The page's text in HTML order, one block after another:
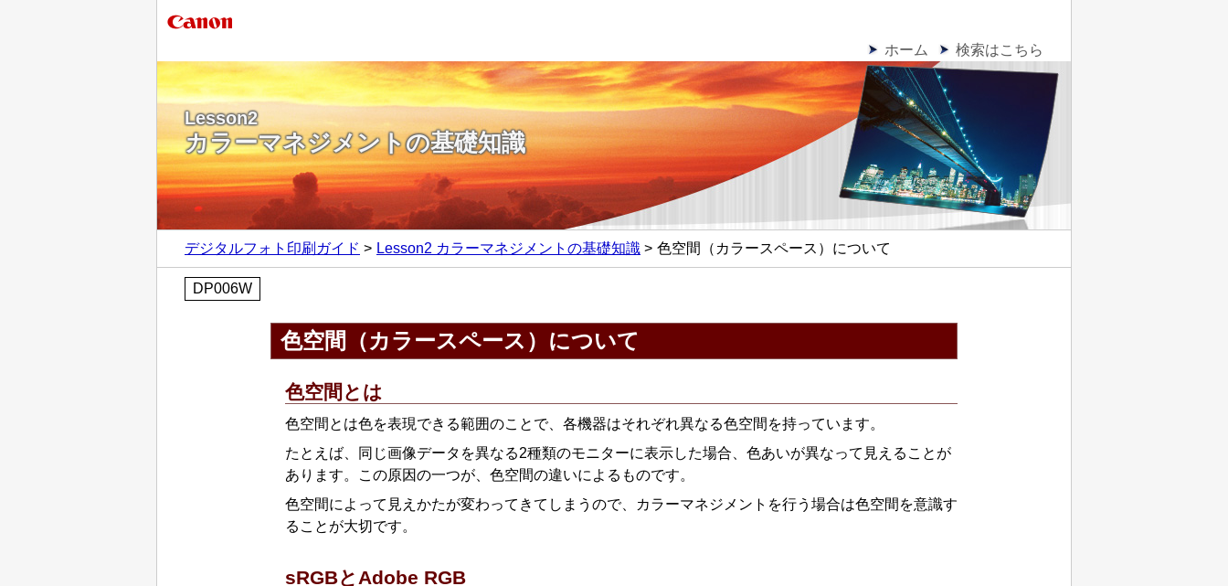
ホーム 検索はこちら
Lesson2
カラーマネジメントの基礎知識
デジタルフォト印刷ガイド Lesson2 カラーマネジメントの基礎知識 色空間（カラースペース）について
DP006W
色空間（カラースペース）について
色空間とは
色空間とは色を表現できる範囲のことで、各機器はそれぞれ異なる色空間を持っています。
たとえば、同じ画像データを異なる2種類のモニターに表示した場合、色あいが異なって見えることが
あります。
この原因の一つが、色空間の違いによるものです。
色空間によって見えかたが変わってきてしまうので、カラーマネジメントを行う場合は色空間を意識す
ることが大切です。
sRGBと Adobe RGB